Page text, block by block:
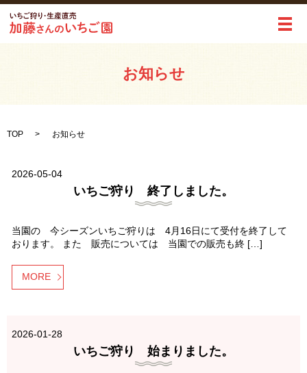
メ
お知らせ
TOP お知らせ
2026-05-04
いちご狩り 終了しました。
当園の 今シーズンいちご狩りは 4月16日にて受付を終了して
おります。 また 販売については 当園での販売も終 […]
MORE
2026-01-28
いちご狩り 始まりました。